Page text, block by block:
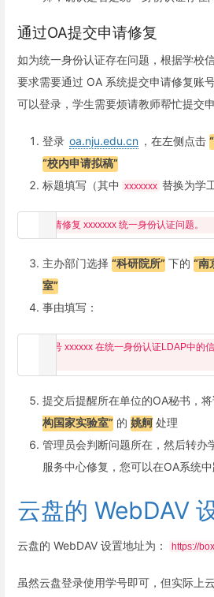
通过OA提交申请修复
如为统一身份认证存在问题，根据学校
要求需要通过 OA 系统提交申请修复账
可以登录，学生需要烦请教师帮忙提交申
登录 oa.nju.edu.cn ，在左侧点击
“校内申请拟稿”
标题填写（其中
xxxxxxx 替换为学
主办部门选择 “科研院所” 下的 “南
室”
事由填写：
账号 xxxxxx 在统一身份认证LDAP中的
提交后提醒所在单位的OA秘书，
构国家实验室” 的 姚舸 处理
管理员会判断问题所在，然后转办
服务中心修复，您可以在OA系统中
云盘的 WebDAV
云盘的 WebDAV 设置地址为： https://
虽然云盘登录使用学号即可，但实际上